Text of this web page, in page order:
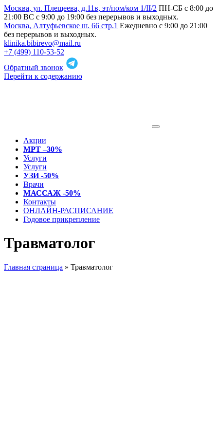
Москва, ул. Плещеева, д.11в, эт/пом/ком 1/II/2 ПН-СБ с 8:00 до
21:00 ВС с 9:00 до 19:00 без перерывов и выходных.
Москва, Алтуфьевское ш. 66 стр.1 Ежедневно с 9:00 до 21:00
без перерывов и выходных.
klinika.bibirevo@mail.ru
+7 (499) 110-53-52
Обратный звонок
Перейти к содержанию
Акции
МРТ –30%
Услуги
Услуги
УЗИ -50%
Врачи
МАССАЖ -50%
Контакты
ОНЛАЙН-РАСПИСАНИЕ
Годовое прикрепление
Травматолог
Главная страница » Травматолог